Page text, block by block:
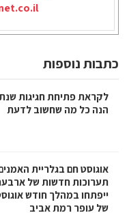
כתבות נוספות
הנה כל מה שחשוב לדעת
אוגוסט חם בגלריית
תערוכות חדשות של ארבעה
ייפתחו במהלך חודש
של עופר רמת אביב